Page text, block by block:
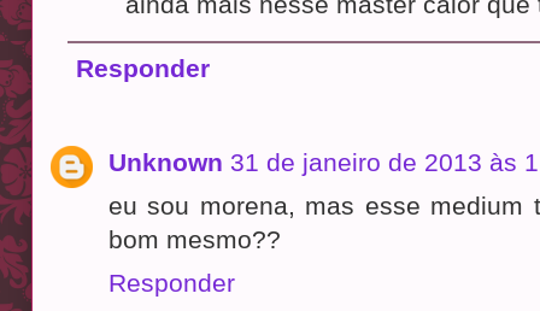
Responder
Unknown 31 de janeiro de 2013 às
eu sou morena, mas esse
bom mesmo??
Responder